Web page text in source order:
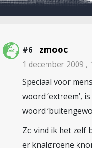
#6 zmooc
1 december 2009 ,
Speciaal voor
woord ‘extreem’,
woord
Zo vind ik het zelf
er knalgroene